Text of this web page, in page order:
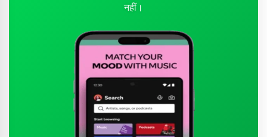
नहीं।